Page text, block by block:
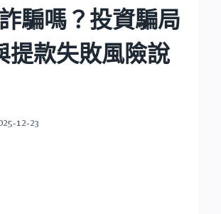
騙嗎？投資騙局
提款失敗風險說
12-23